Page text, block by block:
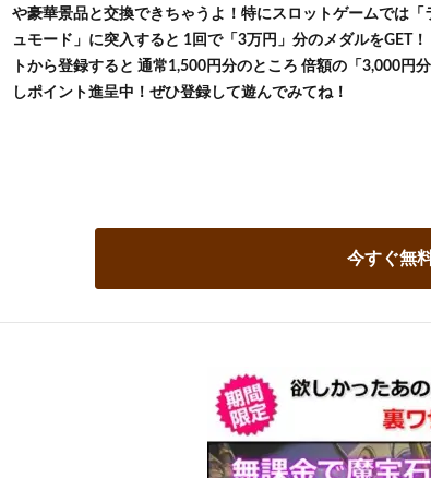
や豪華景品と交換できちゃうよ！特にスロットゲームでは「
ュモード」に突入すると 1回で「3万円」分のメダルをGET！
トから登録すると 通常1,500円分のところ 倍額の「3,000円
しポイント進呈中！ぜひ登録して遊んでみてね！
今すぐ無